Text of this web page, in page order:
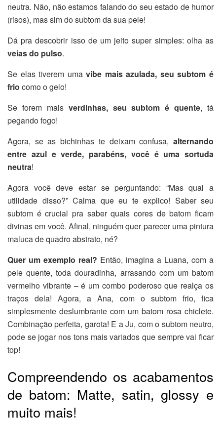
neutra. Não, não estamos falando do seu estado de humor
(risos), mas sim do subtom da sua pele!
Dá pra descobrir isso de um jeito super simples: olha as
veias do pulso.
Se elas tiverem umavibe mais azulada, seu subtom é
frio como o gelo!
Se forem mais verdinhas, seu subtom é quente, tá
pegando fogo!
Agora, se as bichinhas te deixam confusa, alternando
entre azul e verde, parabéns, você é uma sortuda
neutra!
Agora você deve estar se perguntando: “Mas qual a
utilidade disso?” Calma que eu te explico! Saber seu
subtom é crucial pra saber quais cores de batom ficam
divinas em você. Afinal, ninguém quer parecer uma pintura
maluca de quadro abstrato, né?
Quer um exemplo real? Então, imagina a Luana, com a
pele quente, toda douradinha, arrasando com um batom
vermelho vibrante – é um combo poderoso que realça os
traços dela! Agora, a Ana, com o subtom frio, fica
simplesmente deslumbrante com um batom rosa chiclete.
Combinação perfeita, garota! E a Ju, com o subtom neutro,
pode se jogar nos tons mais variados que sempre vai ficar
top!
Compreendendo os acabamentos
de batom: Matte, satin, glossy e
muito mais!